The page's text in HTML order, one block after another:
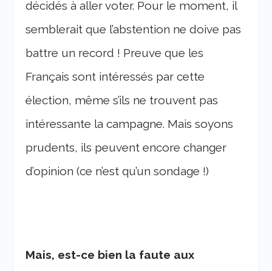
décidés à aller voter. Pour le moment, il
semblerait que l’abstention ne doive pas
battre un record ! Preuve que les
Français sont intéressés par cette
élection, même s’ils ne trouvent pas
intéressante la campagne. Mais soyons
prudents, ils peuvent encore changer
d’opinion (ce n’est qu’un sondage !)
Mais, est-ce bien la faute aux